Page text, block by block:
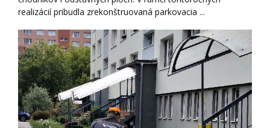
realizácií pribudla zrekonštruovaná parkovacia ...